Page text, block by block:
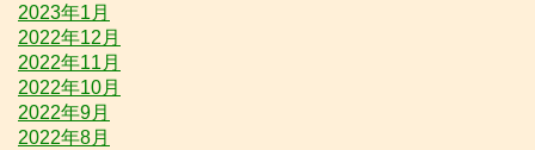
2023年1月
2022年12月
2022年11月
2022年10月
2022年9月
2022年8月